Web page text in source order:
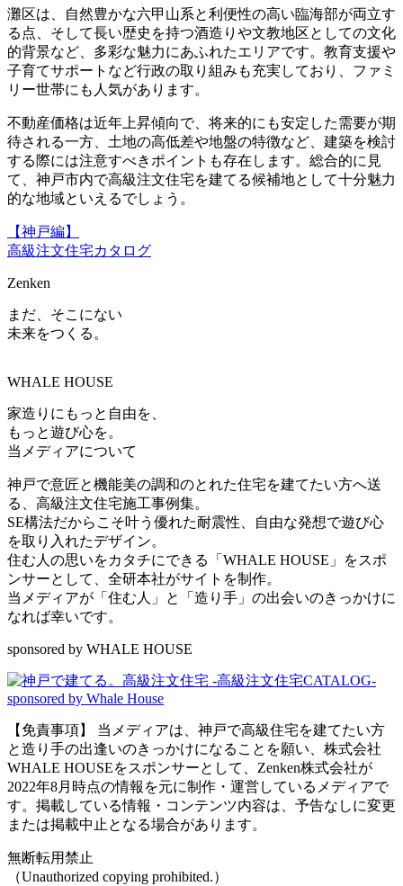
灘区は、自然豊かな六甲山系と利便性の高い臨海部が両立す
る点、そして長い歴史を持つ酒造りや文教地区としての文化
的背景など、多彩な魅力にあふれたエリアです。教育支援や
子育てサポートなど行政の取り組みも充実しており、ファミ
リー世帯にも人気があります。
不動産価格は近年上昇傾向で、将来的にも安定した需要が期
待される一方、土地の高低差や地盤の特徴など、建築を検討
する際には注意すべきポイントも存在します。総合的に見
て、神戸市内で高級注文住宅を建てる候補地として十分魅力
的な地域といえるでしょう。
【神戸編】
高級注文住宅カタログ
Zenken
まだ、そこにない
未来をつくる。
WHALE HOUSE
家造りにもっと自由を、
もっと遊び心を。
当メディアについて
神戸で意匠と機能美の調和のとれた住宅を建てたい方へ送
る、高級注文住宅施工事例集。
SE構法だからこそ叶う優れた耐震性、自由な発想で遊び心
を取り入れたデザイン。
住む人の思いをカタチにできる「WHALE HOUSE」をスポ
ンサーとして、全研本社がサイトを制作。
当メディアが「住む人」と「造り手」の出会いのきっかけに
なれば幸いです。
sponsored by WHALE HOUSE
【免責事項】
当メディアは、神戸で高級住宅を建てたい方
と造り手の出逢いのきっかけになることを願い、株式会社
WHALE HOUSEをスポンサーとして、Zenken株式会社が
2022年8月時点の情報を元に制作・運営しているメディアで
す。掲載している情報・コンテンツ内容は、予告なしに変更
または掲載中止となる場合があります。
無断転用禁止
（Unauthorized copying prohibited.）